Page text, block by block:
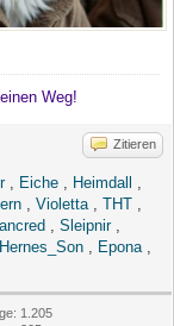
Weg!
Zitieren
, Eiche , Heimdall
,
, Violetta, THT ,
, Sleipnir,
Hernes_Son , Epona,
1.205